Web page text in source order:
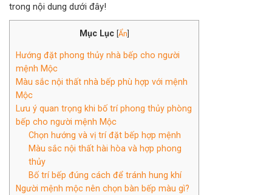
trong nội dung dưới đây!
Mục Lục [Ẩn]
Hướng đặt phong thủy nhà bếp cho người
mệnh Mộc
Màu sắc nội thất nhà bếp phù hợp với mệnh
Mộc
Lưu ý quan trọng khi bố trí phong thủy phòng
bếp cho người mệnh Mộc
Chọn hướng và vị trí đặt bếp hợp mệnh
Màu sắc nội thất hài hòa và hợp phong
thủy
Bố trí bếp đúng cách để tránh hung khí
Người mệnh mộc nên chọn bàn bếp màu gì?